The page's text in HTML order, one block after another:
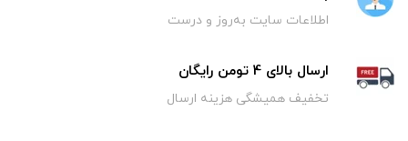
اطلاعات سایت به‌روز و درست
ارسال بالای 4 تومن رایگان
تخفیف همیشگی هزینه ارسال